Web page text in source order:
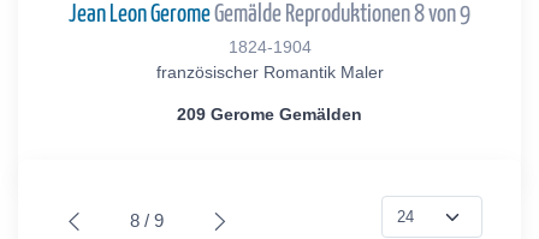
Jean Leon GeromeGemälde Reproduktionen 8 von 9
1824-1904
französischer Romantik Maler
209 Gerome Gemälden
8 / 9